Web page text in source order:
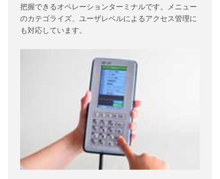
把握できるオペレーションターミナルです。メニュー
のカテゴライズ、ユーザレベルによるアクセス管理に
も対応しています。